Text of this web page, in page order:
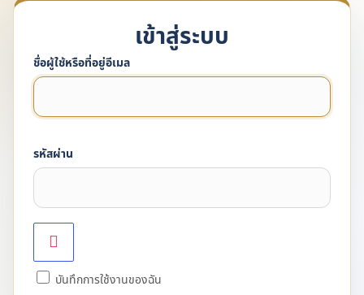
ชื่อผู้ใช้หรือที่อยู่อีเมล
รหัสผ่าน
บันทึกการใช้งานของฉัน